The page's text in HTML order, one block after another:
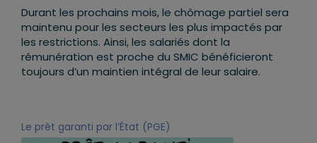
Durant les prochains mois, le chômage partiel sera
maintenu pour les secteurs les plus impactés par
les restrictions. Ainsi, les salariés dont la
rémunération est proche du SMIC bénéficieront
toujours d’un maintien intégral de leur salaire.
Le prêt garanti par l’État (PGE)